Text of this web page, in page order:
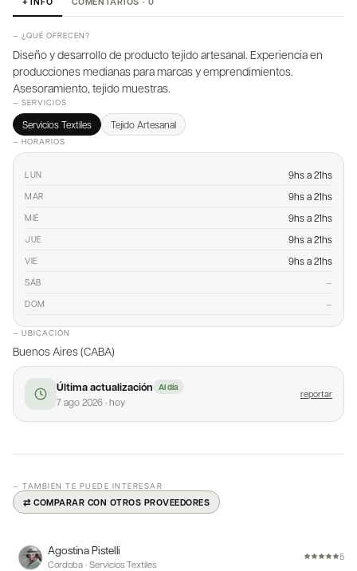
— ¿QUÉ OFRECEN?
Diseño y desarrollo de producto tejido artesanal. Experiencia en
producciones medianas para marcas y emprendimientos.
Asesoramiento, tejido muestras.
— SERVICIOS
Servicios Textiles Tejido Artesanal
— HORARIOS
LUN 9hs a 21hs
MAR 9hs a 21hs
MIÉ 9hs a 21hs
JUE 9hs a 21hs
VIE 9hs a 21hs
SÁB —
DOM —
— UBICACIÓN
Buenos Aires (CABA)
Última actualización Al día
7 ago 2026·hoy
reportar
— TAMBIÉN TE PUEDE INTERESAR
⇄ COMPARAR CON OTROS PROVEEDORES
Agostina Pistelli
Córdoba · Servicios Textiles
5